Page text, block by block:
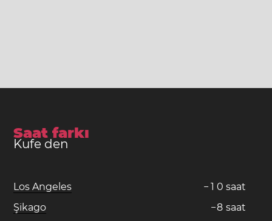
Saat farkı
Kufe den
Los Angeles − 1 0 saat
Şikago
−8 saat